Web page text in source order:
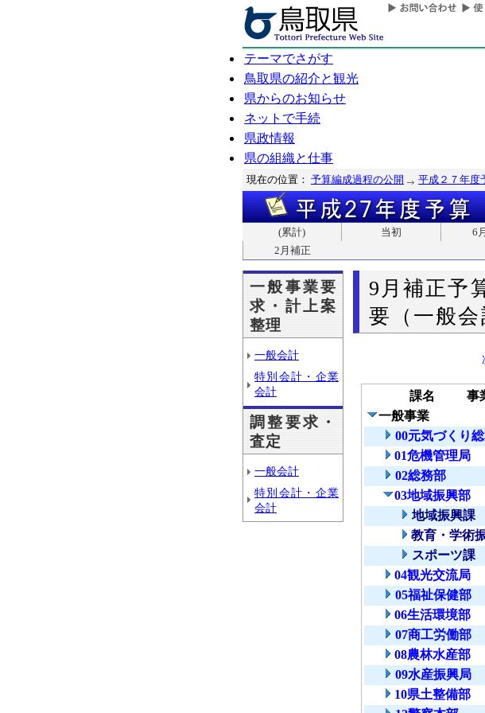
テーマでさがす
鳥取県の紹介と観光
県からのお知らせ
ネットで手続
県政情報
県の組織と仕事
現在の位置： 予算編成過程の公開 平成２７年度
(累計) 当初 6
2月補正
一般事業要
求・計上案
整理
一般会計
特別会計・企業
会計
調整要求・
査定
一般会計
特別会計・企業
会計
9月補正予
要（一般会
課名 事
一般事業
00元気づくり
01危機管理局
02総務部
03地域振興部
地域振興課
教育・学術
スポーツ課
04観光交流局
05福祉保健部
06生活環境部
07商工労働部
08農林水産部
09水産振興局
10県土整備部